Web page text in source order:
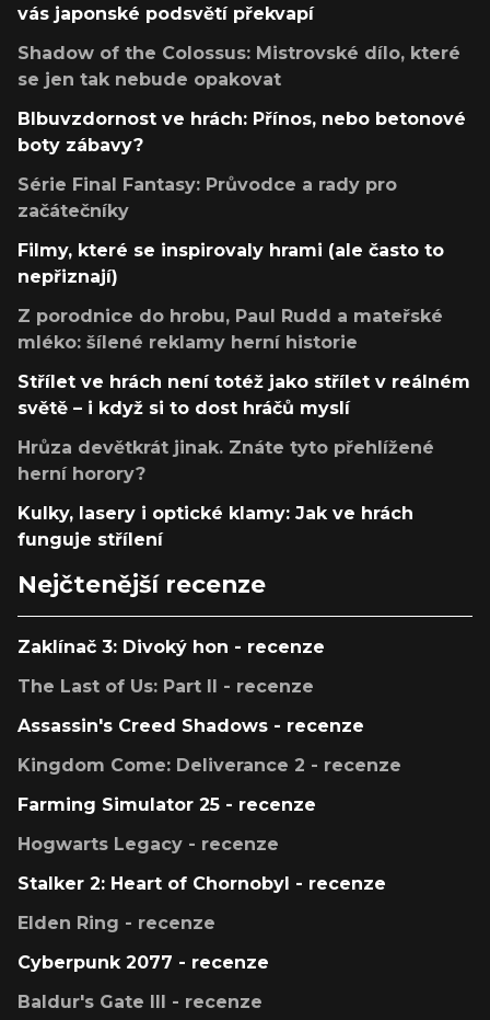
vás japonské podsvětí překvapí
Shadow of the Colossus: Mistrovské dílo, které
se jen tak nebude opakovat
Blbuvzdornost ve hrách: Přínos, nebo betonové
boty zábavy?
Série Final Fantasy: Průvodce a rady pro
začátečníky
Filmy, které se inspirovaly hrami (ale často to
nepřiznají)
Z porodnice do hrobu, Paul Rudd a mateřské
mléko: šílené reklamy herní historie
Střílet ve hrách není totéž jako střílet v reálném
světě – i když si to dost hráčů myslí
Hrůza devětkrát jinak. Znáte tyto přehlížené
herní horory?
Kulky, lasery i optické klamy: Jak ve hrách
funguje střílení
Nejčtenější recenze
Zaklínač 3: Divoký hon - recenze
The Last of Us: Part II - recenze
Assassin's Creed Shadows - recenze
Kingdom Come: Deliverance 2 - recenze
Farming Simulator 25 - recenze
Hogwarts Legacy - recenze
Stalker 2: Heart of Chornobyl - recenze
Elden Ring - recenze
Cyberpunk 2077 - recenze
Baldur's Gate III - recenze